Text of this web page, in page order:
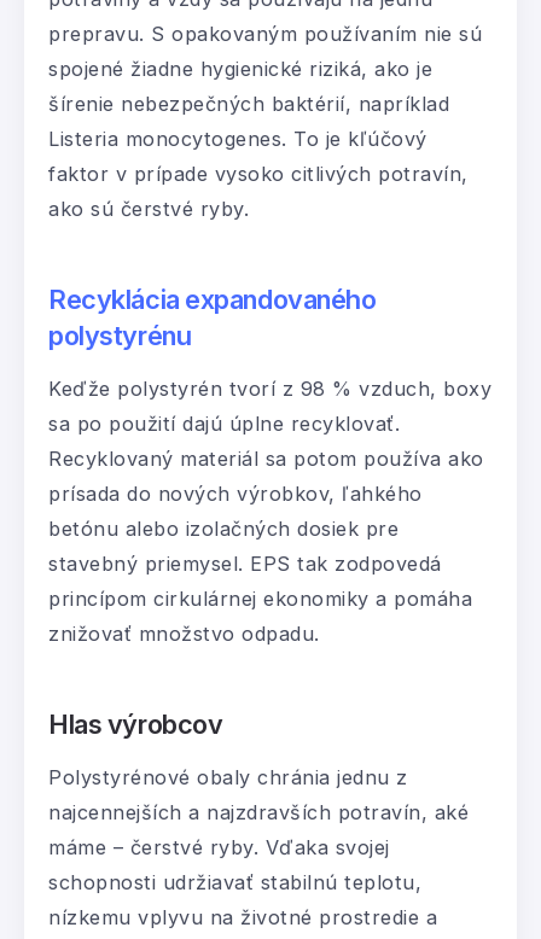
prepravu. S opakovaným používaním nie sú
spojené žiadne hygienické riziká, ako je
šírenie nebezpečných baktérií, napríklad
Listeria monocytogenes. To je kľúčový
faktor v prípade vysoko citlivých potravín,
ako sú čerstvé ryby.
Recyklácia expandovaného
polystyrénu
Keďže polystyrén tvorí z 98 % vzduch, boxy
sa po použití dajú úplne recyklovať.
Recyklovaný materiál sa potom používa ako
prísada do nových výrobkov, ľahkého
betónu alebo izolačných dosiek pre
stavebný priemysel. EPS tak zodpovedá
princípom cirkulárnej ekonomiky a pomáha
znižovať množstvo odpadu.
Hlas výrobcov
Polystyrénové obaly chránia jednu z
najcennejších a najzdravších potravín, aké
máme – čerstvé ryby. Vďaka svojej
schopnosti udržiavať stabilnú teplotu,
nízkemu vplyvu na životné prostredie a